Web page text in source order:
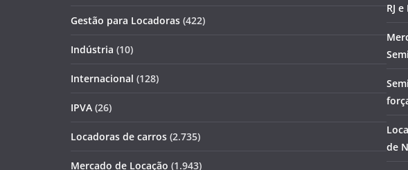
Gestão para Locadoras (422)
Indústria (10)
Internacional (128)
IPVA (26)
Locadoras de carros (2.735)
Mercado de Locação (1.943)
RJ e
de